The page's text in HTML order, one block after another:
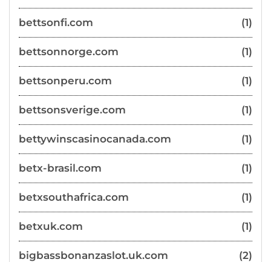
bettsonfi.com (1)
bettsonnorge.com (1)
bettsonperu.com (1)
bettsonsverige.com (1)
bettywinscasinocanada.com (1)
betx-brasil.com (1)
betxsouthafrica.com (1)
betxuk.com (1)
bigbassbonanzaslot.uk.com (2)